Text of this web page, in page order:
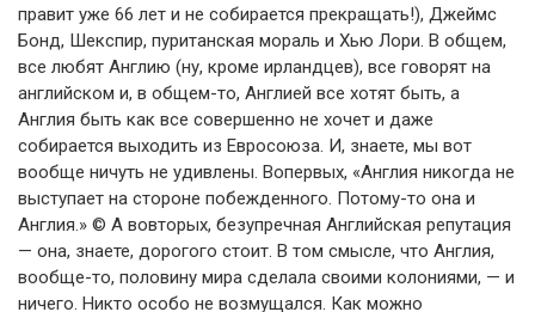
правит уже 66 лет и не собирается прекращать!), Джеймс
Бонд, Шекспир, пуританская мораль и Хью Лори. В общем,
все любят Англию (ну, кроме ирландцев), все говорят на
английском и, в общем-то, Англией все хотят быть, а
Англия быть как все совершенно не хочет и даже
собирается выходить из Евросоюза. И, знаете, мы вот
вообще ничуть не удивлены. Вопервых, «Англия никогда не
выступает на стороне побежденного. Потому-то она и
Англия.» © А вовторых, безупречная Английская репутация
— она, знаете, дорогого стоит. В том смысле, что Англия,
вообще-то, половину мира сделала своими колониями, — и
ничего. Никто особо не возмущался. Как можно